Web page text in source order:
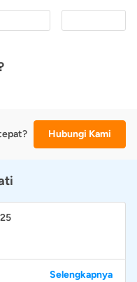
Hubungi Kami
Selengkapnya